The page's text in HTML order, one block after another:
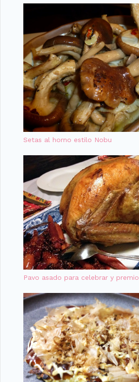
Setas al horno estilo Nobu
Pavo asado para celebrar y premio